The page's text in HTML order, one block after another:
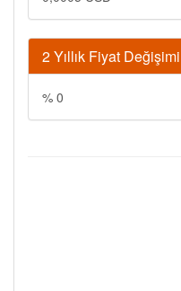
2 Yıllık Fiyat Değişimi
% 0